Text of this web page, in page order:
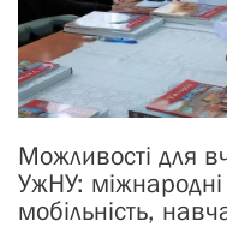
Можливості для
УжНУ: міжнародні
мобільність,